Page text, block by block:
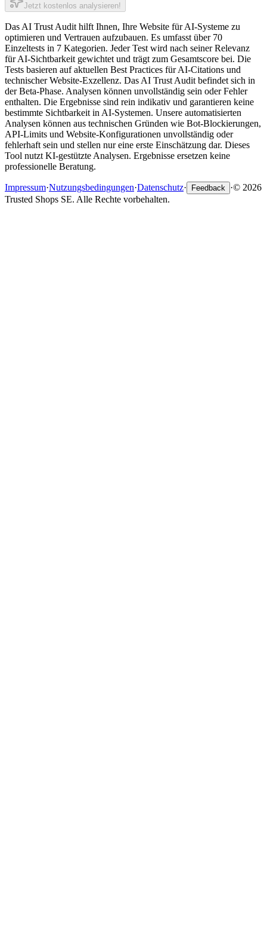
Jetzt kostenlos analysieren!
Das AI Trust Audit hilft Ihnen, Ihre Website für AI-Systeme zu
optimieren und Vertrauen aufzubauen. Es umfasst über 70
Einzeltests in 7 Kategorien. Jeder Test wird nach seiner Relevanz
für AI-Sichtbarkeit gewichtet und trägt zum Gesamtscore bei. Die
Tests basieren auf aktuellen Best Practices für AI-Citations und
technischer Website-Exzellenz. Das AI Trust Audit befindet sich in
der Beta-Phase. Analysen können unvollständig sein oder Fehler
enthalten. Die Ergebnisse sind rein indikativ und garantieren keine
bestimmte Sichtbarkeit in AI-Systemen. Unsere automatisierten
Analysen können aus technischen Gründen wie Bot-Blockierungen,
API-Limits und Website-Konfigurationen unvollständig oder
fehlerhaft sein und stellen nur eine erste Einschätzung dar. Dieses
Tool nutzt KI-gestützte Analysen. Ergebnisse ersetzen keine
professionelle Beratung.
Impressum·Nutzungsbedingungen·Datenschutz· Feedback ·© 2026
Trusted Shops SE. Alle Rechte vorbehalten.